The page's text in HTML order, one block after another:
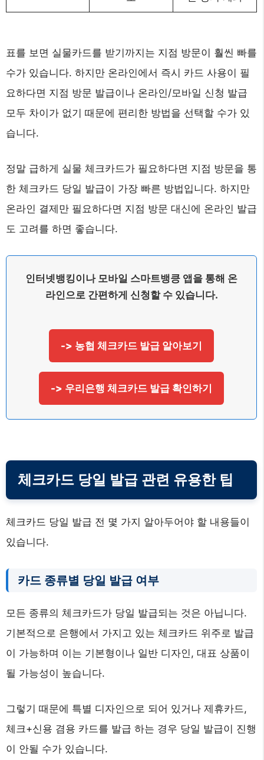
표를 보면 실물카드를 받기까지는 지점 방문이 훨씬 빠를
수가 있습니다. 하지만 온라인에서 즉시 카드 사용이 필
요하다면 지점 방문 발급이나 온라인/모바일 신청 발급
모두 차이가 없기 때문에 편리한 방법을 선택할 수가 있
습니다.
정말 급하게 실물 체크카드가 필요하다면 지점 방문을 통
한 체크카드 당일 발급이 가장 빠른 방법입니다. 하지만
온라인 결제만 필요하다면 지점 방문 대신에 온라인 발급
도 고려를 하면 좋습니다.
인터넷뱅킹이나 모바일 스마트뱅킁 앱을 통해 온
라인으로 간편하게 신청할 수 있습니다.
-> 농협 체크카드 발급 알아보기
-> 우리은행 체크카드 발급 확인하기
체크카드 당일 발급 관련 유용한 팁
체크카드 당일 발급 전 몇 가지 알아두어야 할 내용들이
있습니다.
카드 종류별 당일 발급 여부
모든 종류의 체크카드가 당일 발급되는 것은 아닙니다.
기본적으로 은행에서 가지고 있는 체크카드 위주로 발급
이 가능하며 이는 기본형이나 일반 디자인, 대표 상품이
될 가능성이 높습니다.
그렇기 때문에 특별 디자인으로 되어 있거나 제휴카드,
체크+신용 겸용 카드를 발급 하는 경우 당일 발급이 진행
이 안될 수가 있습니다.